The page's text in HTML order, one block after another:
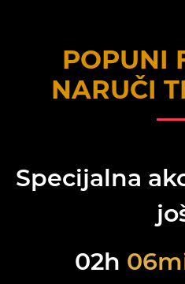
POPUNI
NARUČI
Specijalna
02h 06